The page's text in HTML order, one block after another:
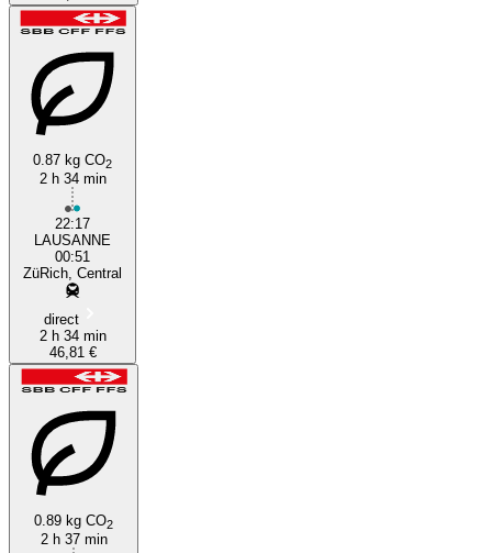
0.87 kg CO2
2 h 34 min
22:17
LAUSANNE
00:51
ZüRich, Central
direct
2 h 34 min
46,81 €
0.89 kg CO2
2 h 37 min